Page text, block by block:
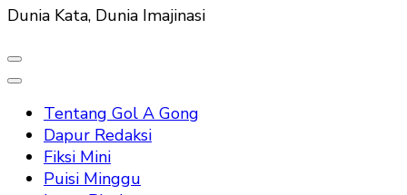
Dunia Kata, Dunia Imajinasi
Tentang Gol A Gong
Dapur Redaksi
Fiksi Mini
Puisi Minggu